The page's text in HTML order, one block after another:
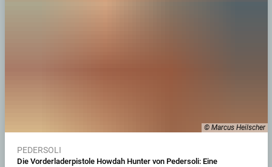
© Marcus Heilscher
PEDERSOLI
Die Vorderladerpistole Howdah Hunter von Pedersoli: Eine